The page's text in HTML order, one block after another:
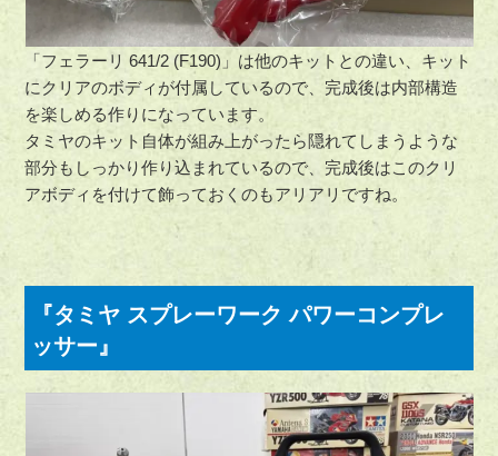
「フェラーリ 641/2 (F190)」は他のキットとの違い、キット
にクリアのボディが付属しているので、完成後は内部構造
を楽しめる作りになっています。
タミヤのキット自体が組み上がったら隠れてしまうような
部分もしっかり作り込まれているので、完成後はこのクリ
アボディを付けて飾っておくのもアリアリですね。
『タミヤ スプレーワーク パワーコンプレ
ッサー』